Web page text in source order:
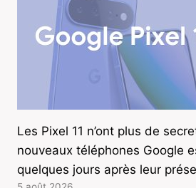
Les Pixel 11 n’ont plus de
nouveaux téléphones Google
quelques jours après leur